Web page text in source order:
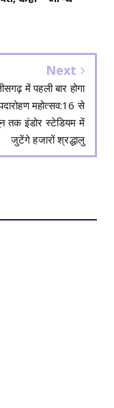
Next
में पहली बार होगा
महोत्सव:16 से
तक इंडोर स्टेडियम में
जुटेंगे हजारों श्रद्धालु